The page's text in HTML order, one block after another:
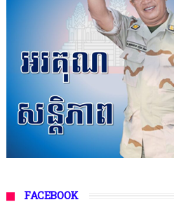
FACEBOOK